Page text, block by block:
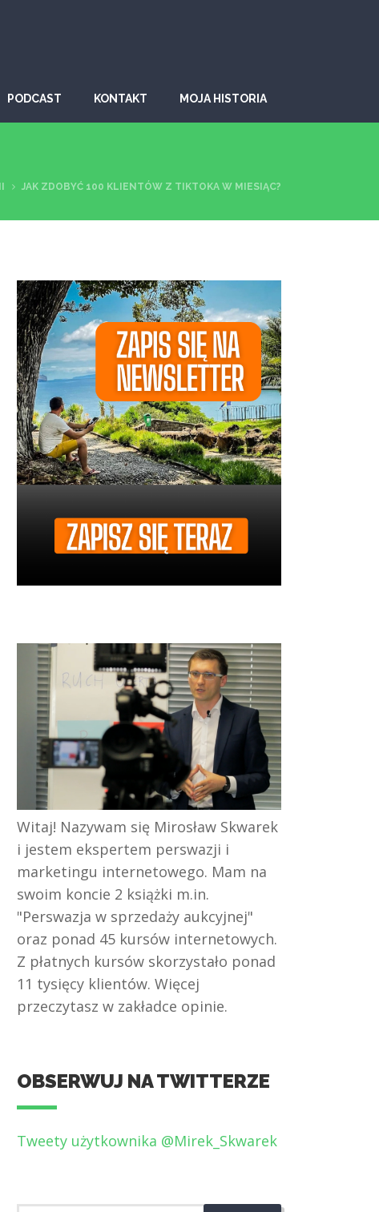
PODCAST KONTAKT MOJA HISTORIA
JAK ZDOBYĆ 100 KLIENTÓW Z TIKTOKA W MIESIĄC?
Witaj! Nazywam się Mirosław Skwarek
i jestem ekspertem perswazji i
marketingu internetowego. Mam na
swoim koncie 2 książki m.in.
"Perswazja w sprzedaży aukcyjnej"
oraz ponad 45 kursów internetowych.
Z płatnych kursów skorzystało ponad
11 tysięcy klientów. Więcej
przeczytasz w zakładce opinie.
OBSERWUJ NA TWITTERZE
Tweety użytkownika @Mirek_Skwarek